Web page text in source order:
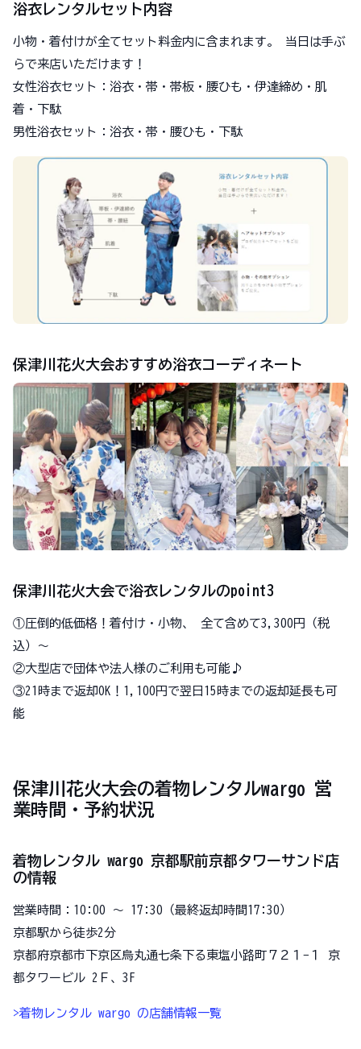
浴衣レンタルセット内容
小物・着付けが全てセット料金内に含まれます。 当日は手ぶ
らで来店いただけます！
女性浴衣セット：浴衣・帯・帯板・腰ひも・伊達締め・肌
着・下駄
男性浴衣セット：浴衣・帯・腰ひも・下駄
保津川花火大会おすすめ浴衣コーディネート
保津川花火大会で浴衣レンタルのpoint3
①圧倒的低価格！着付け・小物、 全て含めて3,300円（税
込）〜
②大型店で団体や法人様のご利用も可能♪
③21時まで返却OK！1,100円で翌日15時までの返却延長も可
能
保津川花火大会の着物レンタルwargo 営
業時間・予約状況
着物レンタル wargo 京都駅前京都タワーサンド店
の情報
営業時間：10:00 〜
17:30（最終返却時間17:30）
京都駅から徒歩2分
京都府京都市下京区烏丸通七条下る東塩小路町７２１−１ 京
都タワービル 2Ｆ、3F
>着物レンタル wargo の店舗情報一覧